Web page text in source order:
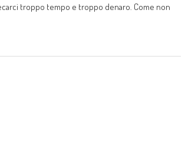
troppo tempo e troppo denaro. Come non